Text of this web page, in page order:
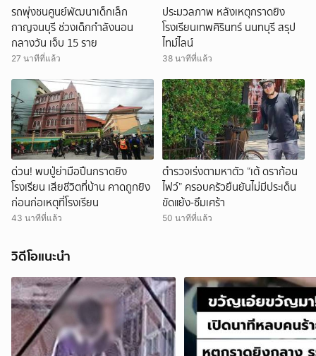
รถพุ่งชนศูนย์พัฒนาเด็กเล็ก
กาญจนบุรี ช่วงเด็กกำลังนอน
กลางวัน เจ็บ 15 ราย
27 นาทีที่แล้ว
ประมวลภาพ หลังเหตุกราดยิง
โรงเรียนเทพศิรินทร์ นนทบุรี สรุป
ไทม์ไลน์
38 นาทีที่แล้ว
ด่วน! พบปู่ย่ามือปืนกราดยิง
โรงเรียน เสียชีวิตที่บ้าน คาดถูกยิง
ก่อนก่อเหตุที่โรงเรียน
43 นาทีที่แล้ว
ตำรวจเร่งตามหาตัว “เต้ ดราก้อน
ไฟว์” ครอบครัวยืนยันไม่มีประเด็น
ขัดแย้ง-ซึมเศร้า
50 นาทีที่แล้ว
วิดีโอแนะนำ